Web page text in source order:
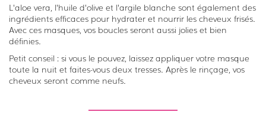
L’aloe vera, l’huile d’olive et l’argile blanche sont également des
ingrédients efficaces pour hydrater et nourrir les cheveux frisés.
Avec ces masques, vos boucles seront aussi jolies et bien
définies.
Petit conseil : si vous le pouvez, laissez appliquer votre masque
toute la nuit et faites-vous deux tresses. Après le rinçage, vos
cheveux seront comme neufs.